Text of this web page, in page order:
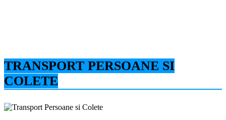
TRANSPORT PERSOANE SI
COLETE